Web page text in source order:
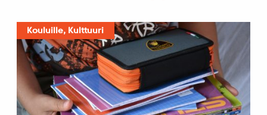
Kouluille, Kulttuuri